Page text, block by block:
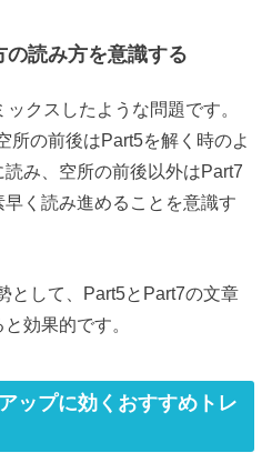
読み方を意識する
クスしたような問題です。
所の前後はPart5を解く時のよ
み、空所の前後以外はPart7
く読み進めることを意識す
として、Part5とPart7の文章
効果的です。
ップに効くおすすめトレ